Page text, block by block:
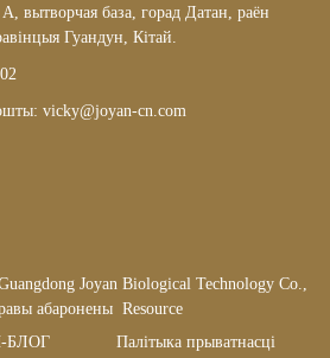
вытворчая база, горад Датан, раён
Гуандун, Кітай.
vicky@joyan-cn.com
Joyan Biological Technology Co.,
абаронены Resource
БЛОГ Палітыка прыватнасці